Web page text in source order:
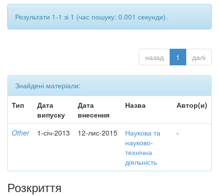
Результати 1-1 зі 1 (час пошуку: 0.001 секунди).
назад 1 далі
Знайдені матеріали:
Тип
Дата
випуску
Дата
внесення
Назва Автор(и)
Other 1-січ-2013 12-лис-2015
Наукова та
науково-
технічна
діяльність
-
Розкриття